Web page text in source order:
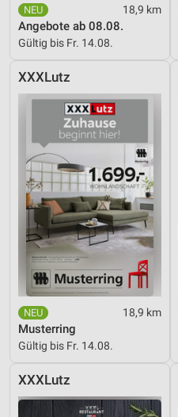
18,9 km
Angebote ab 08.08.
Gültig bis Fr. 14.08.
XXXLutz
18,9 km
Musterring
Gültig bis Fr. 14.08.
XXXLutz